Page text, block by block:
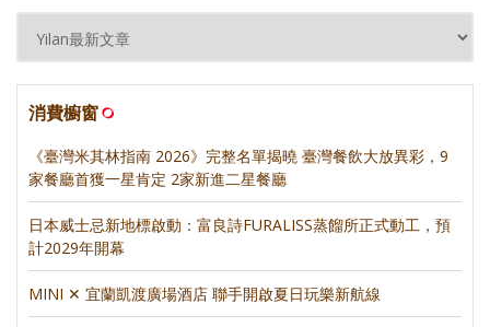
消費櫥窗
《臺灣米其林指南 2026》完整名單揭曉 臺灣餐飲大放異彩，9
家餐廳首獲一星肯定 2家新進二星餐廳
日本威士忌新地標啟動：富良詩FURALISS蒸餾所正式動工，預
計2029年開幕
MINI ✕ 宜蘭凱渡廣場酒店 聯手開啟夏日玩樂新航線